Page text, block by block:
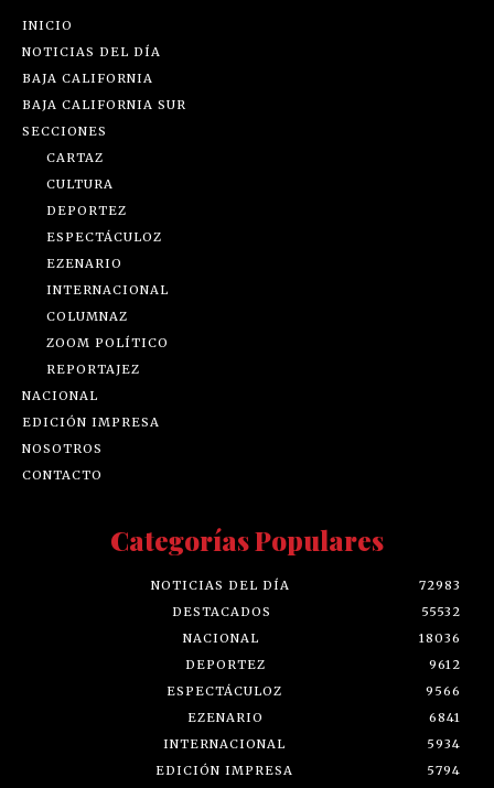
INICIO
NOTICIAS DEL DÍA
BAJA CALIFORNIA
BAJA CALIFORNIA SUR
SECCIONES
CARTAZ
CULTURA
DEPORTEZ
ESPECTÁCULOZ
EZENARIO
INTERNACIONAL
COLUMNAZ
ZOOM POLÍTICO
REPORTAJEZ
NACIONAL
EDICIÓN IMPRESA
NOSOTROS
CONTACTO
Categorías Populares
NOTICIAS DEL DÍA
72983
DESTACADOS
55532
NACIONAL
18036
DEPORTEZ
9612
ESPECTÁCULOZ
9566
EZENARIO
6841
INTERNACIONAL
5934
EDICIÓN IMPRESA
5794